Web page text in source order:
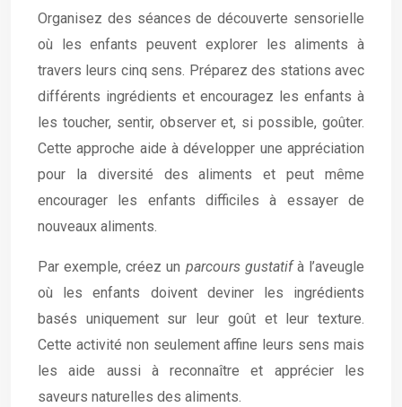
Organisez des séances de découverte sensorielle
où les enfants peuvent explorer les aliments à
travers leurs cinq sens. Préparez des stations avec
différents ingrédients et encouragez les enfants à
les toucher, sentir, observer et, si possible, goûter.
Cette approche aide à développer une appréciation
pour la diversité des aliments et peut même
encourager les enfants difficiles à essayer de
nouveaux aliments.
Par exemple, créez un parcours gustatifà l’aveugle
où les enfants doivent deviner les ingrédients
basés uniquement sur leur goût et leur texture.
Cette activité non seulement affine leurs sens mais
les aide aussi à reconnaître et apprécier les
saveurs naturelles des aliments.